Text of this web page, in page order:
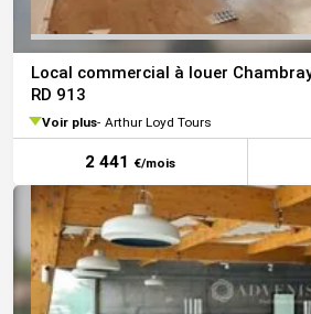
Local commercial à louer
RD 913
Voir plus Arthur Loyd Tours
2 441 €/mois